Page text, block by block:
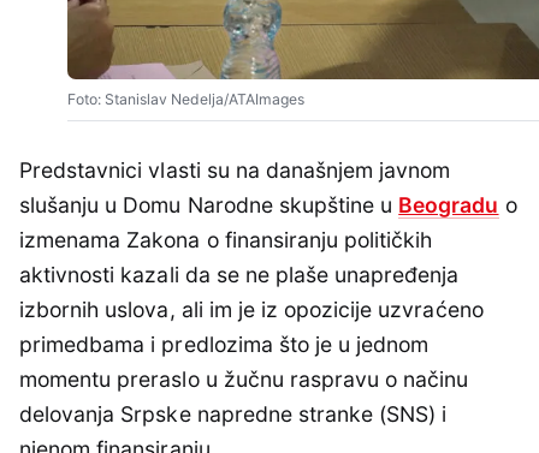
Foto: Stanislav Nedelja/ATAImages
Predstavnici vlasti su na današnjem javnom
slušanju u Domu Narodne skupštine u Beogradu o
izmenama Zakona o finansiranju političkih
aktivnosti kazali da se ne plaše unapređenja
izbornih uslova, ali im je iz opozicije uzvraćeno
primedbama i predlozima što je u jednom
momentu preraslo u žučnu raspravu o načinu
delovanja Srpske napredne stranke (SNS) i